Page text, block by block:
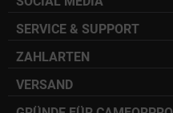
SERVICE & SUPPORT
ZAHLARTEN
VERSAND